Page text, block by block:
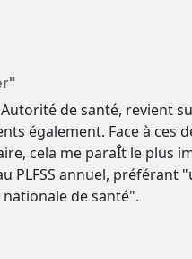
de santé, revient
également. Face à ces
cela me paraÎt le plus
PLFSS annuel, préférant
de santé".